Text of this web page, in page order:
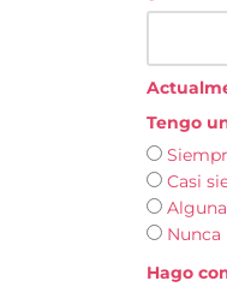
Tengo
Casi
Nunca
Hago